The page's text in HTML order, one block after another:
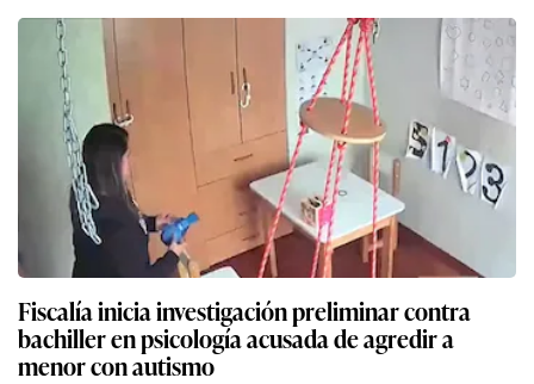
Fiscalía inicia investigación preliminar contra
bachiller en psicología acusada de agredir a
menor con autismo